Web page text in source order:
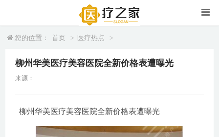
您的位置： 首页 > 医疗热点 >
柳州华美医疗美容医院全新价格表遭曝光
来源：
柳州华美医疗美容医院全新价格表遭曝光